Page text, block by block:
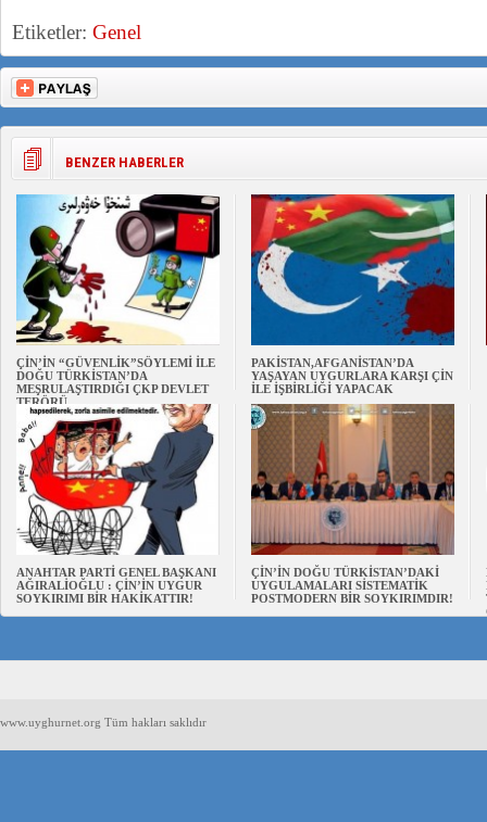
Etiketler: Genel
BENZER HABERLER
ÇİN’İN “GÜVENLİK”SÖYLEMİ İLE
DOĞU TÜRKİSTAN’DA
MEŞRULAŞTIRDIĞI ÇKP DEVLET
TERÖRÜ
PAKİSTAN,AFGANİSTAN’DA
YAŞAYAN UYGURLARA KARŞI ÇİN
İLE İŞBİRLİĞİ YAPACAK
ANAHTAR PARTİ GENEL BAŞKANI
AĞIRALİOĞLU : ÇİN’İN UYGUR
SOYKIRIMI BİR HAKİKATTIR!
ÇİN’İN DOĞU TÜRKİSTAN’DAKİ
UYGULAMALARI SİSTEMATİK
POSTMODERN BİR SOYKIRIMDIR!
www.uyghurnet.org Tüm hakları saklıdır